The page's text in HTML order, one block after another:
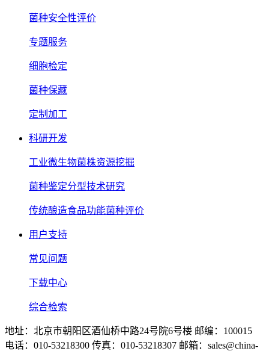
菌种安全性评价
专题服务
细胞检定
菌种保藏
定制加工
科研开发
工业微生物菌株资源挖掘
菌种鉴定分型技术研究
传统酿造食品功能菌种评价
用户支持
常见问题
下载中心
综合检索
地址：北京市朝阳区酒仙桥中路24号院6号楼 邮编：100015
电话：010-53218300 传真：010-53218307 邮箱：sales@china-